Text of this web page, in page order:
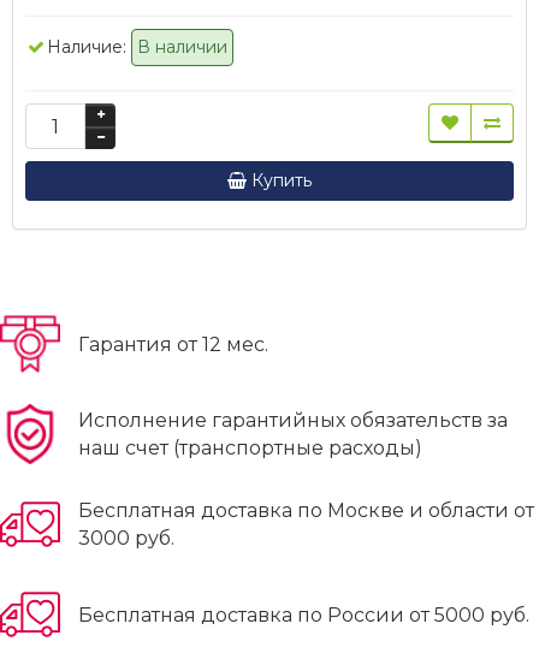
Наличие: В наличии
Купить
Гарантия от 12 мес.
Исполнение гарантийных обязательств за
наш счет (транспортные расходы)
Бесплатная доставка по Москве и области от
3000 руб.
Бесплатная доставка по России от 5000 руб.